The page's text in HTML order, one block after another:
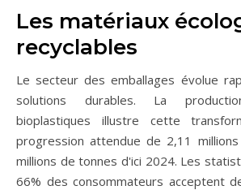
Les matériaux
recyclables
Le secteur des emballages évolue
solutions durables. La
bioplastiques illustre cette
progression attendue de 2,11
millions de tonnes d'ici 2024. Les
66% des consommateurs acceptent